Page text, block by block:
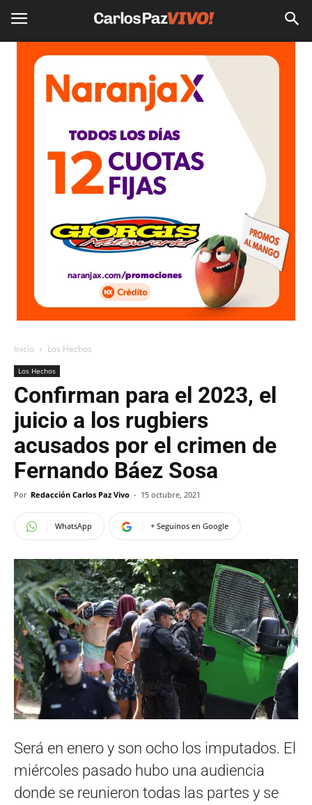
Inicio Los Hechos
Los Hechos
Confirman para el 2023, el
juicio a los rugbiers
acusados por el crimen de
Fernando Báez Sosa
Por Redacción Carlos Paz Vivo - 15 octubre, 2021
WhatsApp + Seguinos en Google
Será en enero y son ocho los imputados. El
miércoles pasado hubo una audiencia
donde se reunieron todas las partes y se